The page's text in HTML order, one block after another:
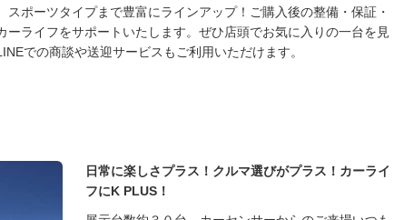
ポーツタイプまで豊富にラインアップ！ご購入後の整備・保証・
ーライフをサポートいたします。ぜひ店頭でお気に入りの一台を見
での商談や送迎サービスもご利用いただけます。
日常に楽しさプラス！クルマ選びがプラス！カーライ
フにK PLUS！